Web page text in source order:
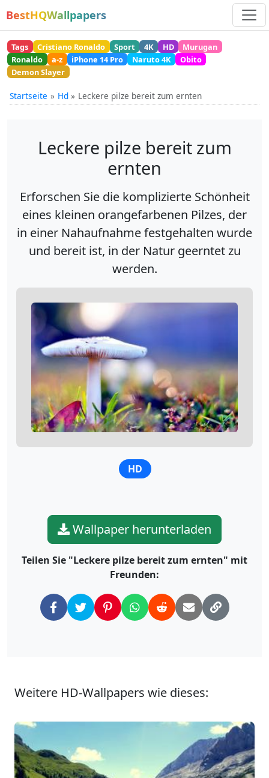
BestHQWallpapers
Tags Cristiano Ronaldo Sport 4K HD
Murugan
Ronaldo
a-z iPhone 14 Pro Naruto 4K
Obito
Demon Slayer
Startseite Hd Leckere pilze bereit zum ernten
Leckere pilze bereit zum
ernten
Erforschen Sie die komplizierte Schönheit
eines kleinen orangefarbenen Pilzes, der
in einer Nahaufnahme festgehalten wurde
und bereit ist, in der Natur geerntet zu
werden.
HD
Wallpaper herunterladen
Teilen Sie "Leckere pilze bereit zum ernten" mit
Freunden:
Weitere HD-Wallpapers wie dieses: